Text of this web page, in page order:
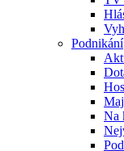
Podnikání
Na